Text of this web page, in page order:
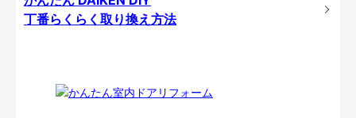
丁番らくらく取り換え方法